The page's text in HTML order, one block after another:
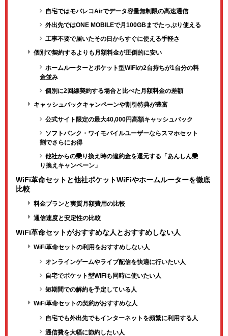
自宅ではモバレコAirでデータ容量無制限の高速通信
外出先ではONE MOBILEで月100GBまでたっぷり使える
工事不要で届いたその日からすぐに使える手軽さ
個別で契約するよりも月額料金が圧倒的に安い
ホームルーターとポケット型WiFiの2台持ちが1台分の料
金並み
個別に2回線契約する場合と比べた月額料金の差額
キャッシュバックキャンペーンや割引特典が豊富
公式サイト限定の最大40,000円高額キャッシュバック
ソフトバンク・ワイモバイルユーザーならスマホセット
割でさらにお得
他社からの乗り換え時の違約金を還元する「あんしん乗
り換えキャンペーン」
WiFi革命セットと他社ポケットWiFiやホームルーターを徹底
比較
料金プランと実質月額費用の比較
通信速度と安定性の比較
WiFi革命セットがおすすめな人とおすすめしない人
WiFi革命セットの利用をおすすめしない人
オンラインゲームやライブ配信を快適に行いたい人
自宅でポケット型WiFiも同時に使いたい人
短期間での解約を予定している人
WiFi革命セットの契約がおすすめな人
自宅でも外出先でもインターネットを頻繁に利用する人
通信費を大幅に節約したい人